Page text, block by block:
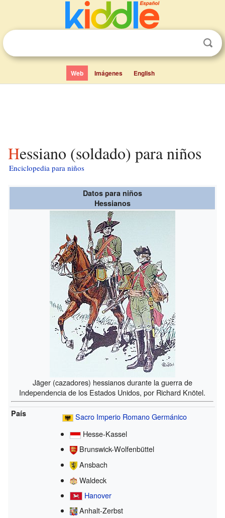
Web Imágenes English
Hessiano (soldado) para niños
Enciclopedia para niños
Datos para niños
Hessianos
Jäger (cazadores) hessianos durante la guerra de
Independencia de los Estados Unidos, por Richard Knötel.
País
Sacro Imperio Romano Germánico
Hesse-Kassel
Brunswick-Wolfenbüttel
Ansbach
Waldeck
Hanover
Anhalt-Zerbst